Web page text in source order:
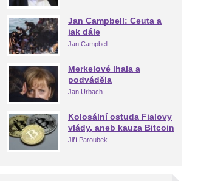
Jan Campbell: Ceuta a
jak dále
Jan Campbell
Merkelové lhala a
podváděla
Jan Urbach
Kolosální ostuda Fialovy
vlády, aneb kauza Bitcoin
Jiří Paroubek